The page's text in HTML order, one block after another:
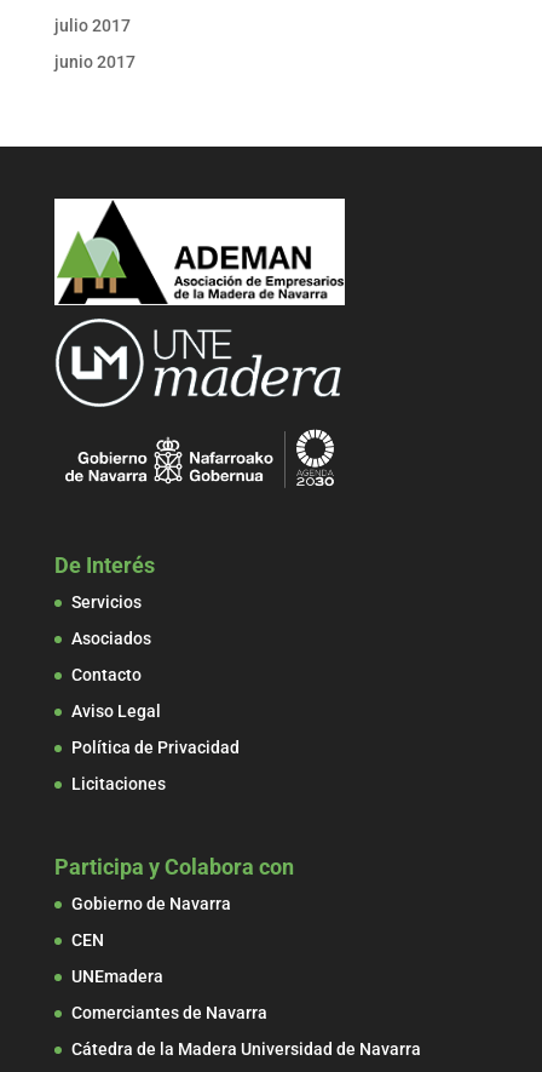
julio 2017
junio 2017
De Interés
Servicios
Asociados
Contacto
Aviso Legal
Política de Privacidad
Licitaciones
Participa y Colabora con
Gobierno de Navarra
CEN
UNEmadera
Comerciantes de Navarra
Cátedra de la Madera Universidad de Navarra